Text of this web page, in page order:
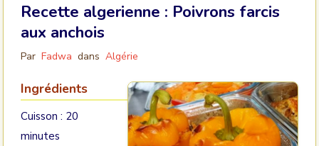
Recette algerienne : Poivrons farcis
aux anchois
Par Fadwa dans Algérie
Ingrédients
Cuisson : 20
minutes